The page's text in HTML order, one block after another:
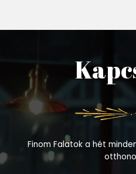
Finom Falatok a hét